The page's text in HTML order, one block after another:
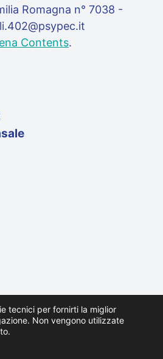
Romagna n° 7038 -
Contents.
tecnici per fornirti la miglior
Non vengono utilizzate
Cookie Banner